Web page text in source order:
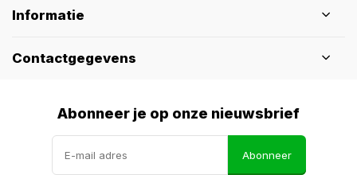
Informatie
Contactgegevens
Abonneer je op onze nieuwsbrief
Abonneer